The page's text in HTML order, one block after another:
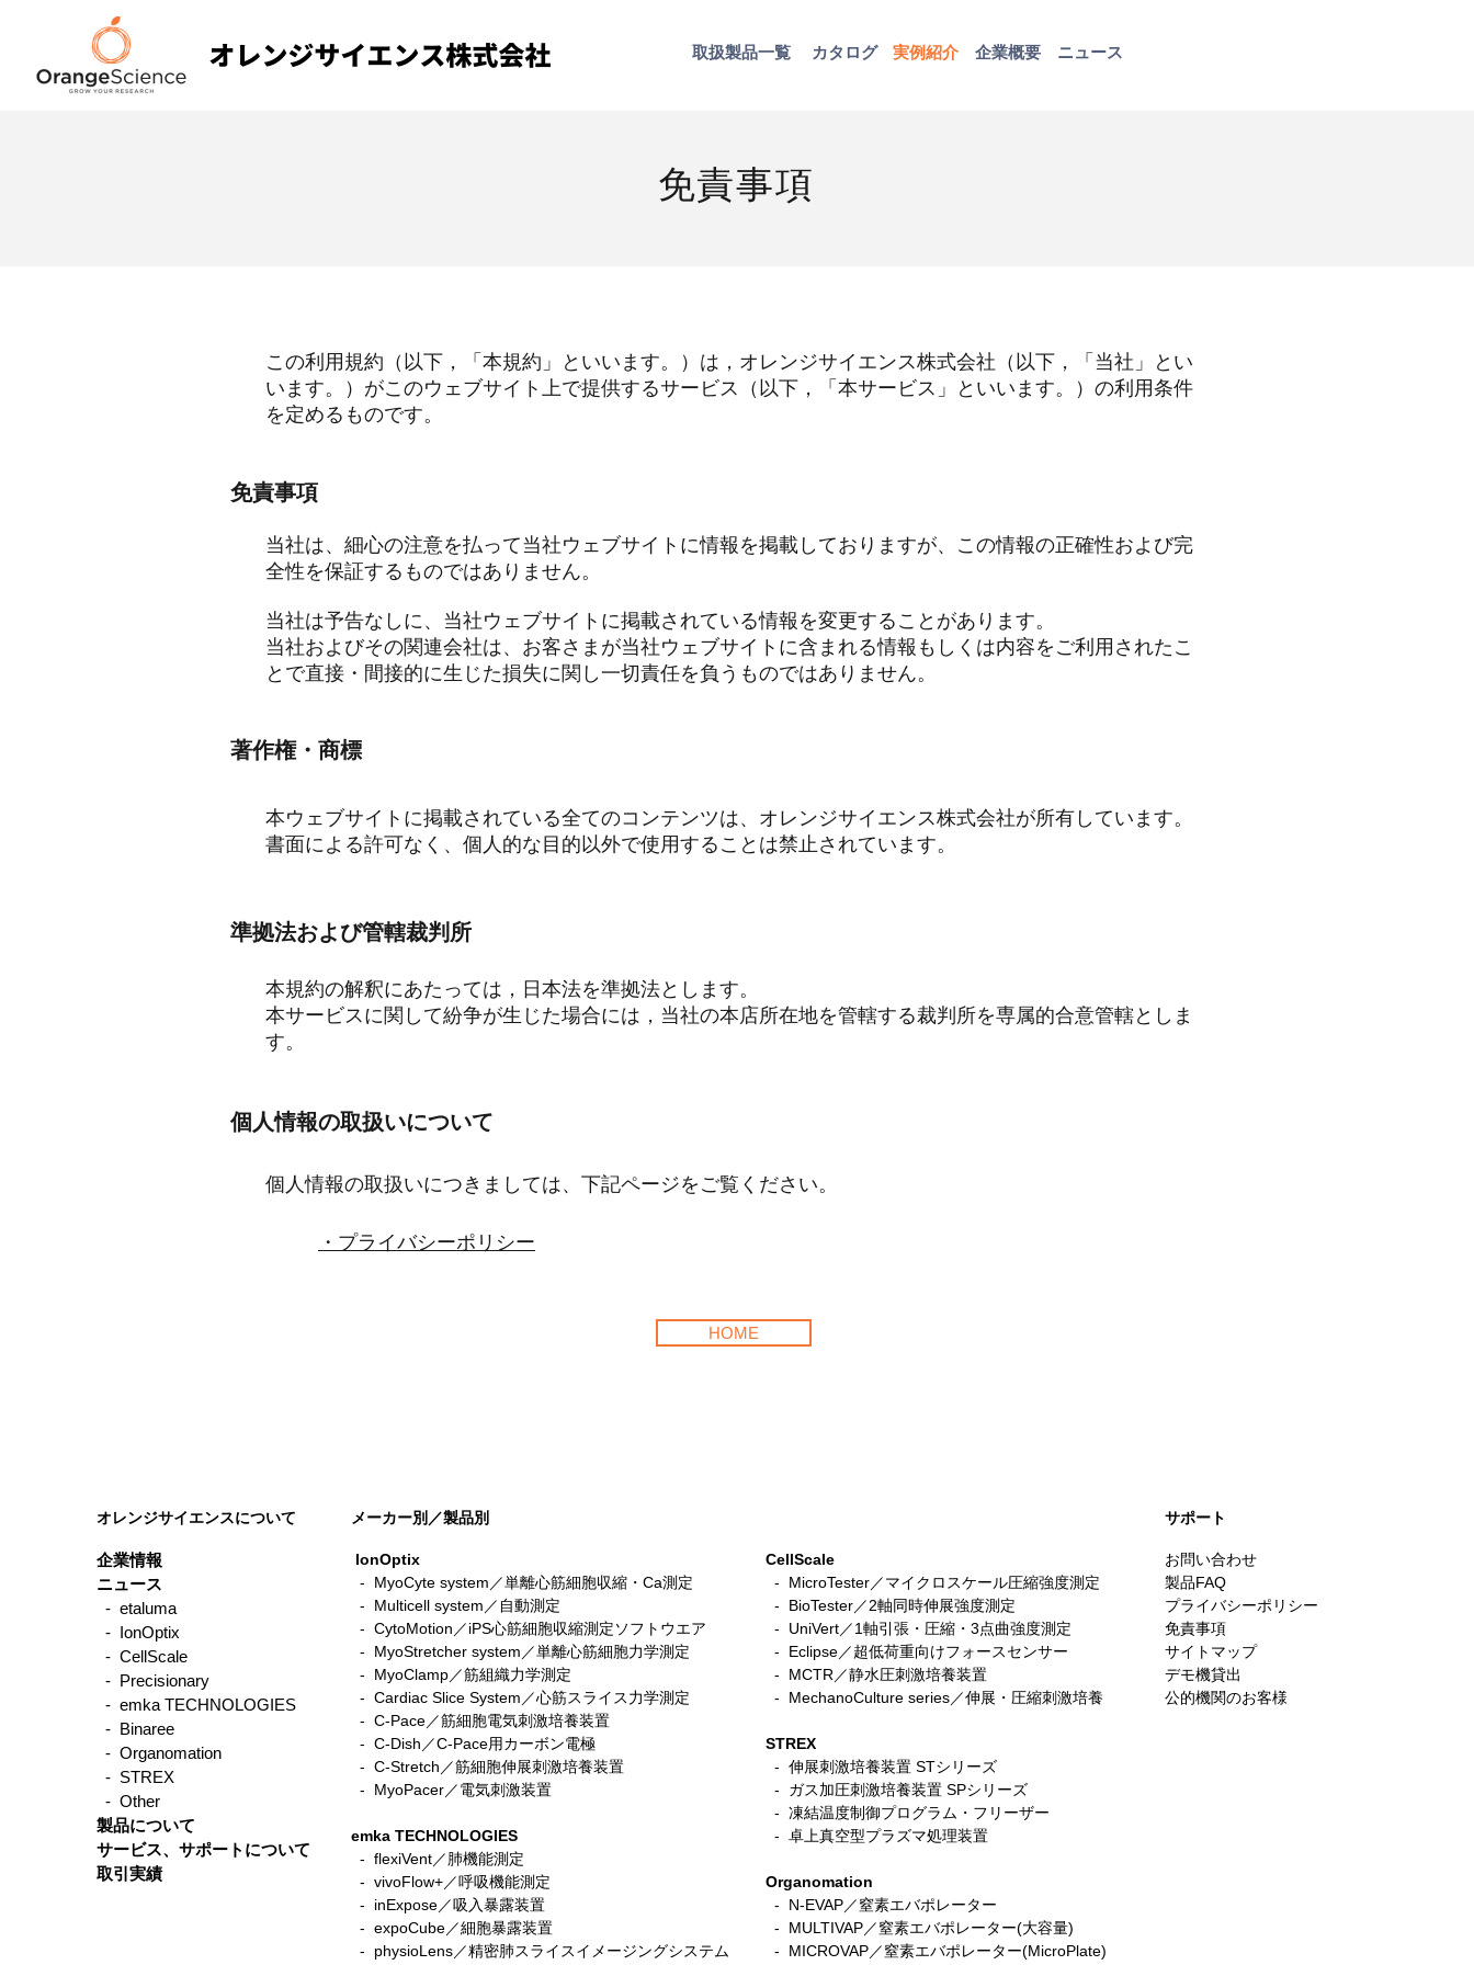
取扱​製品一覧 ​実例紹介
カタログ 企業概要 ニュース
免責事項
この利用規約（以下，「本規約」といいます。）は，オレンジサイエンス株式会社（以下，「当社」とい
います。）がこのウェブサイト上で提供するサービス（以下，「本サービス」といいます。）の利用条件
を定めるものです。
免責事項
当社は、細心の注意を払って当社ウェブサイトに情報を掲載しておりますが、この情報の正確性および完
全性を保証するものではありません。
当社は予告なしに、当社ウェブサイトに掲載されている情報を変更することがあります。
当社およびその関連会社は、お客さまが当社ウェブサイトに含まれる情報もしくは内容をご利用されたこ
とで直接・間接的に生じた損失に関し一切責任を負うものではありません。
著作権・商標
本ウェブサイトに掲載されている全てのコンテンツは、オレンジサイエンス株式会社が所有しています。
書面による許可なく、個人的な目的以外で使用することは禁止されています。
準拠法および管轄裁判所
本規約の解釈にあたっては，日本法を準拠法とします。
本サービスに関して紛争が生じた場合には，当社の本店所在地を管轄する裁判所を専属的合意管轄としま
す。
個人情報の取扱いについて
個人情報の取扱いにつきましては、下記ページをご覧ください。
・プライバシーポリシー
HOME
オレンジサイエンスについて メーカー別／製品別 ​サポート
企業情報
ニュース
- etaluma
- IonOptix
- CellScale
- Precisionary
- emka TECHNOLOGIES
- Binaree
- Organomation
- STREX
- Other
製品について
サービス、サポートについて
取引実績
IonOptix
- MyoCyte system／単離心筋細胞収縮・Ca測定
- Multicell system／自動測定
- CytoMotion／iPS心筋細胞収縮測定ソフトウエア
- MyoStretcher system／単離心筋細胞力学測定
- MyoClamp／筋組織力学測定
- Cardiac Slice System／心筋スライス力学測定
- C-Pace／筋細胞電気刺激培養装置
- C-Dish／C-Pace用カーボン電極
- C-Stretch／筋細胞伸展刺激培養装置
​ - MyoPacer／電気刺激装置
emka TECHNOLOGIES
- flexiVent／肺機能測定
- vivoFlow+／呼吸機能測定
- inExpose／吸入暴露装置
- expoCube／細胞暴露装置
- physioLens／精密肺スライスイメージングシステム
CellScale
- MicroTester／マイクロスケール圧縮強度測定
- BioTester／2軸同時伸展強度測定
- UniVert／1軸引張・圧縮・3点曲強度測定
- Eclipse／超低荷重向けフォースセンサー
- MCTR／静水圧刺激培養装置
- MechanoCulture series／伸展・圧縮刺激培養
STREX
- 伸展刺激培養装置 STシリーズ
- ガス加圧刺激培養装置 SPシリーズ
- 凍結温度制御プログラム・フリーザー
- 卓上真空型プラズマ処理装置
Organomation
- N-EVAP／窒素エバポレーター
- MULTIVAP／窒素エバポレーター(大容量)
- MICROVAP／窒素エバポレーター(MicroPlate)
お問い合わせ
製品FAQ
プライバシーポリシー
免責事項
サイトマップ
デモ機貸出
公的機関のお客様